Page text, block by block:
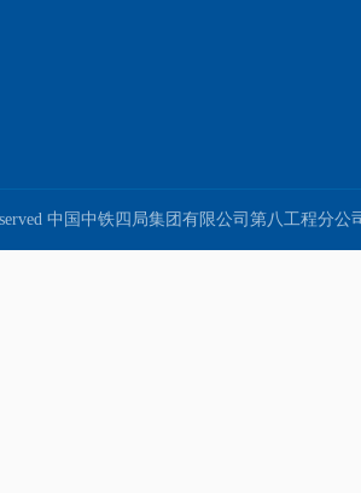
中国中铁四局集团有限公司第八工程分